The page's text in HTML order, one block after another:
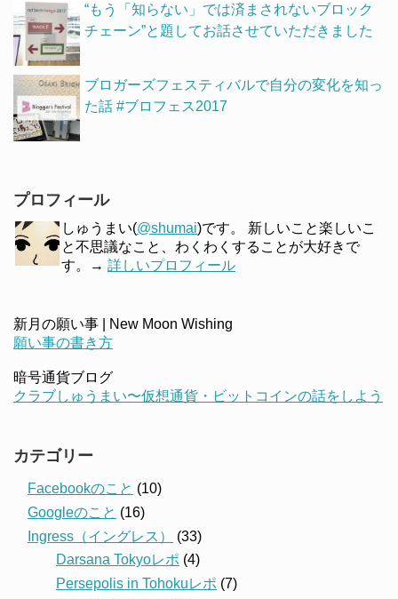
“もう「知らない」では済まされないブロック
チェーン”と題してお話させていただきました
ブロガーズフェスティバルで自分の変化を知っ
た話 #ブロフェス2017
プロフィール
しゅうまい(@shumai)です。 新しいこと楽しいこ
と不思議なこと、わくわくすることが大好きで
す。→ 詳しいプロフィール
新月の願い事 | New Moon Wishing
願い事の書き方
暗号通貨ブログ
クラブしゅうまい〜仮想通貨・ビットコインの話をしよう
カテゴリー
Facebookのこと (10)
Googleのこと (16)
Ingress（イングレス）
(33)
Darsana Tokyoレポ (4)
Persepolis in Tohokuレポ (7)